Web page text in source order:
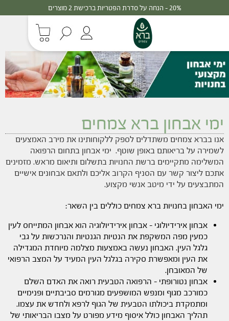
20% - הנחה על סדרת הפטריות ברכישת 2 מוצרים
ימי אבחון ברא צמחים
אנו בברא צמחים משתדלים לספק ללקוחותינו את מירב האמצעים
לשמירה על בריאותם באופן שוטף. ימי אבחון בתחום הרפואה
המשלימה מתקיימים ברשת החנויות בתשלום ותיאום מראש. מזמינים
אתכם ליצור קשר עם הסניף הקרוב אליכם ולתאם אבחונים אישיים
המתבצעים על ידי מיטב אנשי מקצוע.
ימי האבחון בחנויות ברא צמחים כוללים בין השאר:
אבחון אירידיולוגי – אבחון אירידיולוגיה הוא אבחון המתייחס לעין
כמעין מפה המשקפת את הנטיות הגנטיות והנרכשות על גבי
גלגל העין. האבחון נעשה באמצעות מצלמה מיוחדת המגדילה
את העין ומאפשרת סקירה בגלגל העין המעיד על המצב הרפואי
של המאובחן.
אבחון נטורופתי – הרפואה הטבעית רואה את האדם השלם
כמורכב מגוף ומנפש המושפעים מגורמים סביבתיים ופנימיים
ומתמקדת ביכולתו הטבעית של הגוף לרפא ולחדש את עצמו.
תהליך האבחון כולל איסוף מידע מפורט על מצבו הבריאותי של